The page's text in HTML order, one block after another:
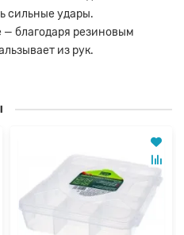
сильные удары.
благодаря резиновым
из рук.